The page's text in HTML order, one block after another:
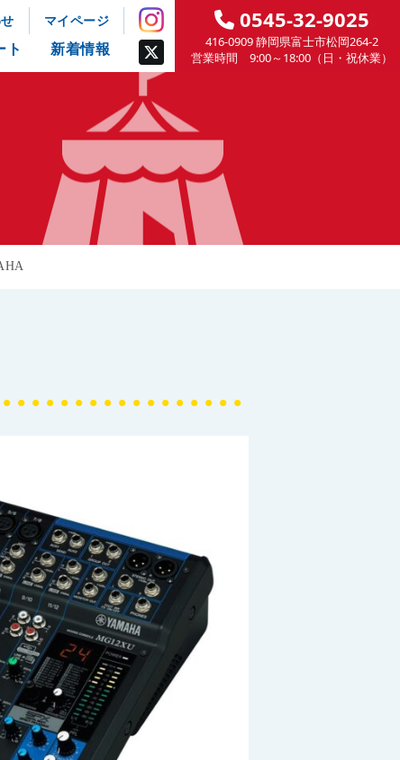
マイページ
ト 新着情報
0545-32-9025
416-0909 静岡県富士市松岡264-2
営業時間 9:00～18:00（日・祝休業）